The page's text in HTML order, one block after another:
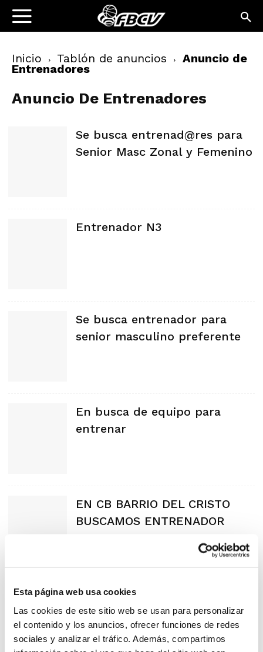
Esta página web usa cookies
Las cookies de este sitio web se usan para personalizar
el contenido y los anuncios, ofrecer funciones de redes
sociales y analizar el tráfico. Además, compartimos
Inicio Tablón de anuncios Anuncio de
Entrenadores
Anuncio De Entrenadores
Se busca entrenad@res para
Senior Masc Zonal y Femenino
Entrenador N3
Se busca entrenador para
senior masculino preferente
En busca de equipo para
entrenar
EN CB BARRIO DEL CRISTO
BUSCAMOS ENTRENADOR
Entrenador